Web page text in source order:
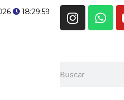
18:30:00
I
n
g
W
h